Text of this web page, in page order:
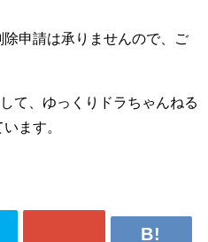
申請は承りませんので、ご
て、ゆっくりドラちゃんねる
ます。